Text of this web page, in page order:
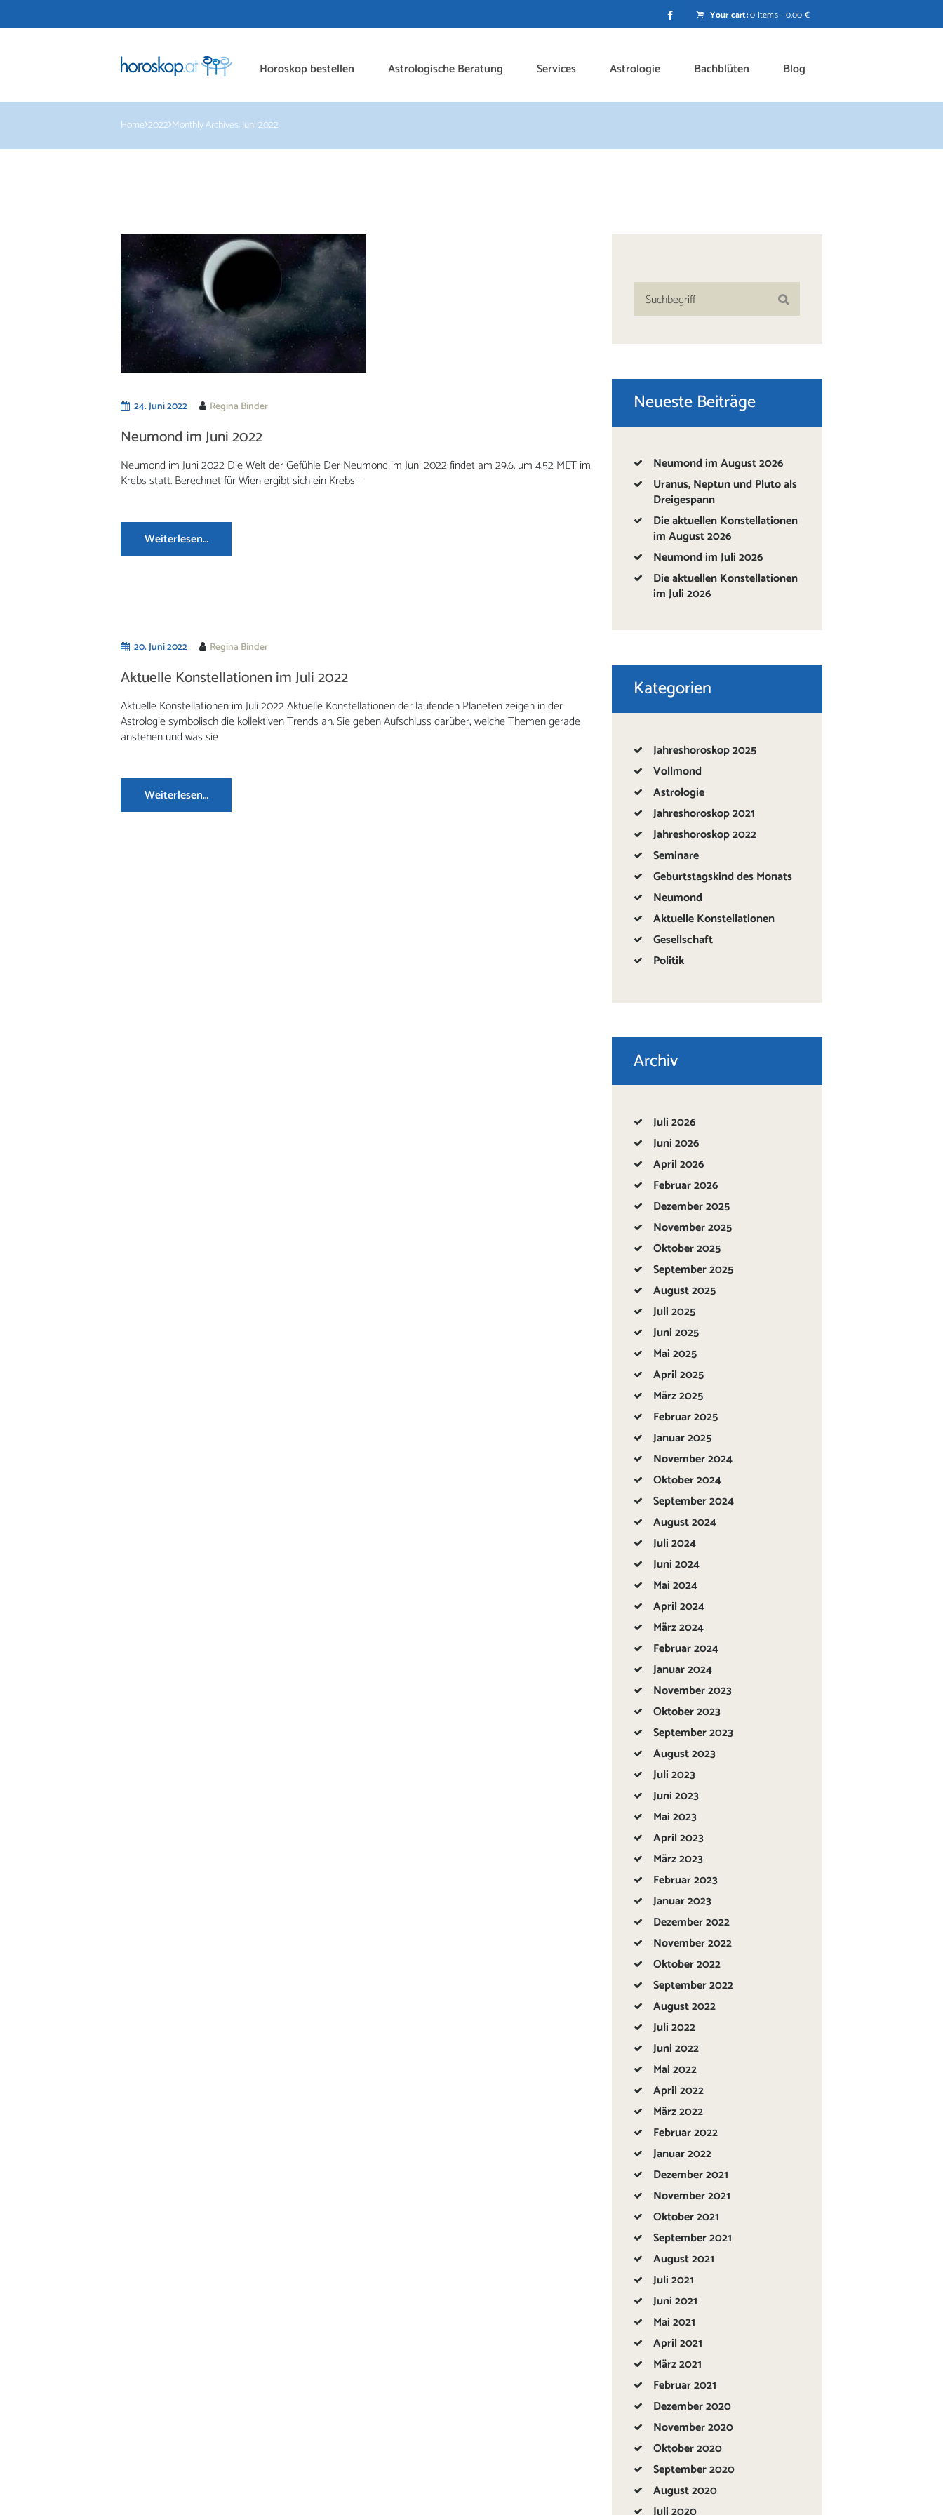
Your cart:0 Items- 0,00 €
Horoskop bestellen Astrologische Beratung Services Astrologie Bachblüten Blog
Home 2022 Monthly Archives: Juni 2022
24. Juni 2022 Regina Binder
Neumond im Juni 2022
Neumond im Juni 2022 Die Welt der Gefühle Der Neumond im Juni 2022 findet am 29.6. um 4.52 MET im
Krebs statt. Berechnet für Wien ergibt sich ein Krebs –
Weiterlesen…
20. Juni 2022 Regina Binder
Aktuelle Konstellationen im Juli 2022
Aktuelle Konstellationen im Juli 2022 Aktuelle Konstellationen der laufenden Planeten zeigen in der
Astrologie symbolisch die kollektiven Trends an. Sie geben Aufschluss darüber, welche Themen gerade
anstehen und was sie
Weiterlesen…
Neueste Beiträge
Neumond im August 2026
Uranus, Neptun und Pluto als
Dreigespann
Die aktuellen Konstellationen
im August 2026
Neumond im Juli 2026
Die aktuellen Konstellationen
im Juli 2026
Kategorien
Jahreshoroskop 2025
Vollmond
Astrologie
Jahreshoroskop 2021
Jahreshoroskop 2022
Seminare
Geburtstagskind des Monats
Neumond
Aktuelle Konstellationen
Gesellschaft
Politik
Archiv
Juli2026
Juni2026
April2026
Februar2026
Dezember2025
November2025
Oktober2025
September2025
August2025
Juli2025
Juni2025
Mai2025
April2025
März2025
Februar2025
Januar2025
November2024
Oktober2024
September2024
August2024
Juli2024
Juni2024
Mai2024
April2024
März2024
Februar2024
Januar2024
November2023
Oktober2023
September2023
August2023
Juli2023
Juni2023
Mai2023
April2023
März2023
Februar2023
Januar2023
Dezember2022
November2022
Oktober2022
September2022
August2022
Juli2022
Juni2022
Mai2022
April2022
März2022
Februar2022
Januar2022
Dezember2021
November2021
Oktober2021
September2021
August2021
Juli2021
Juni2021
Mai2021
April2021
März2021
Februar2021
Dezember2020
November2020
Oktober2020
September2020
August2020